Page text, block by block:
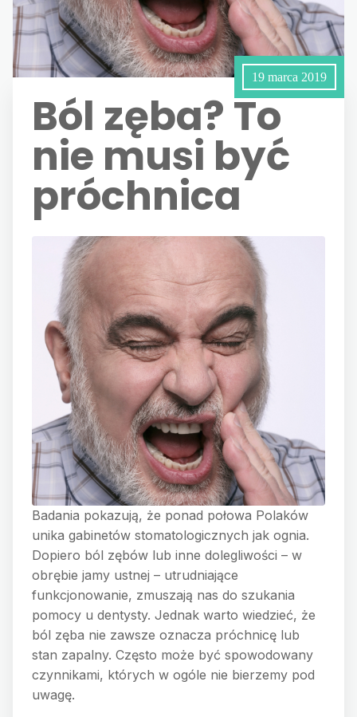
19 marca 2019
Ból zęba? To
nie musi być
próchnica
Badania pokazują, że ponad połowa Polaków
unika gabinetów stomatologicznych jak ognia.
Dopiero ból zębów lub inne dolegliwości – w
obrębie jamy ustnej – utrudniające
funkcjonowanie, zmuszają nas do szukania
pomocy u dentysty. Jednak warto wiedzieć, że
ból zęba nie zawsze oznacza próchnicę lub
stan zapalny. Często może być spowodowany
czynnikami, których w ogóle nie bierzemy pod
uwagę.